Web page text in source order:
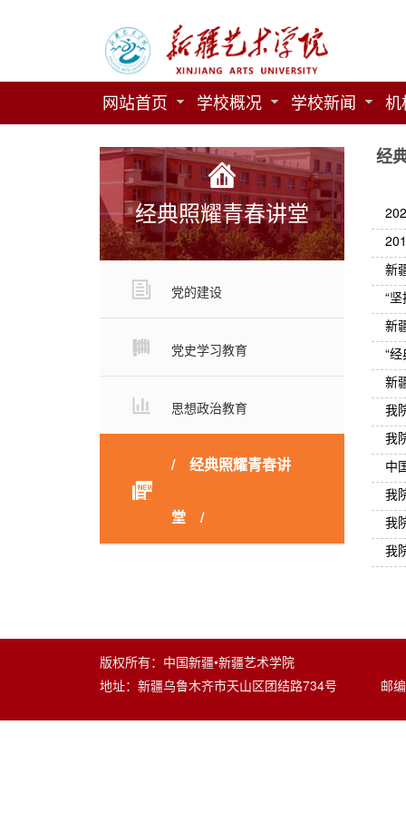
网站首页 学校概况 学校新闻 机
经典照耀青春讲堂
党的建设
党史学习教育
思想政治教育
经典照耀青春讲
堂
经
新
“
新
“
新
我
我
中
我
我
我
版权所有：中国新疆•新疆艺术学院
地址：新疆乌鲁木齐市天山区团结路734号 邮编